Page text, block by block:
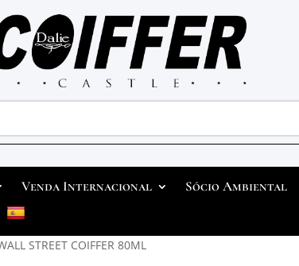
Venda Internacional Sócio Ambiental
STREET COIFFER 80ML